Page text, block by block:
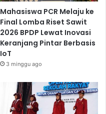
Mahasiswa PCR Melaju ke
Final Lomba Riset Sawit
2026 BPDP Lewat Inovasi
Keranjang Pintar Berbasis
IoT
3 minggu ago